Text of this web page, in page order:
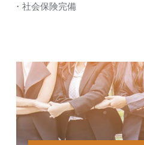
・社会保険完備